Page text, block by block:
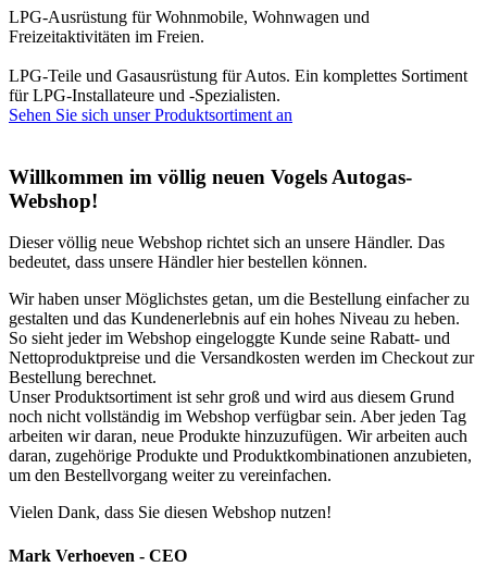
LPG-Ausrüstung für Wohnmobile, Wohnwagen und
Freizeitaktivitäten im Freien.
LPG-Teile und Gasausrüstung für Autos. Ein komplettes Sortiment
für LPG-Installateure und -Spezialisten.
Sehen Sie sich unser Produktsortiment an
Willkommen im völlig neuen Vogels Autogas-
Webshop!
Dieser völlig neue Webshop richtet sich an unsere Händler. Das
bedeutet, dass unsere Händler hier bestellen können.
Wir haben unser Möglichstes getan, um die Bestellung einfacher zu
gestalten und das Kundenerlebnis auf ein hohes Niveau zu heben.
So sieht jeder im Webshop eingeloggte Kunde seine Rabatt- und
Nettoproduktpreise und die Versandkosten werden im Checkout zur
Bestellung berechnet.
Unser Produktsortiment ist sehr groß und wird aus diesem Grund
noch nicht vollständig im Webshop verfügbar sein. Aber jeden Tag
arbeiten wir daran, neue Produkte hinzuzufügen. Wir arbeiten auch
daran, zugehörige Produkte und Produktkombinationen anzubieten,
um den Bestellvorgang weiter zu vereinfachen.
Vielen Dank, dass Sie diesen Webshop nutzen!
Mark Verhoeven - CEO